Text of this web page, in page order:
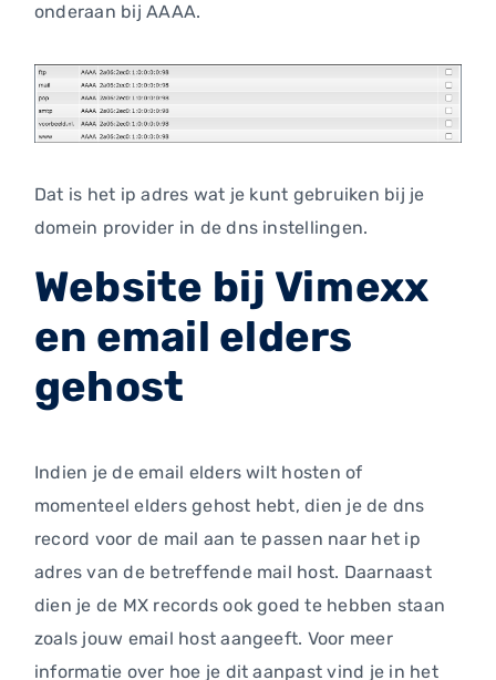
onderaan bij AAAA.
Dat is het ip adres wat je kunt gebruiken bij je
domein provider in de dns instellingen.
Website bij Vimexx
en email elders
gehost
Indien je de email elders wilt hosten of
momenteel elders gehost hebt, dien je de dns
record voor de mail aan te passen naar het ip
adres van de betreffende mail host. Daarnaast
dien je de MX records ook goed te hebben staan
zoals jouw email host aangeeft. Voor meer
informatie over hoe je dit aanpast vind je in het